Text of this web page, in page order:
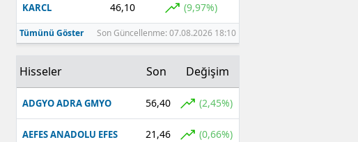
KARCL 46,10 (9,97%)
Tümünü Göster Son Güncellenme: 07.08.2026 18:10
Hisseler Son Değişim
ADGYO ADRA GMYO 56,40 (2,45%)
AEFES ANADOLU EFES 21,46 (0,66%)